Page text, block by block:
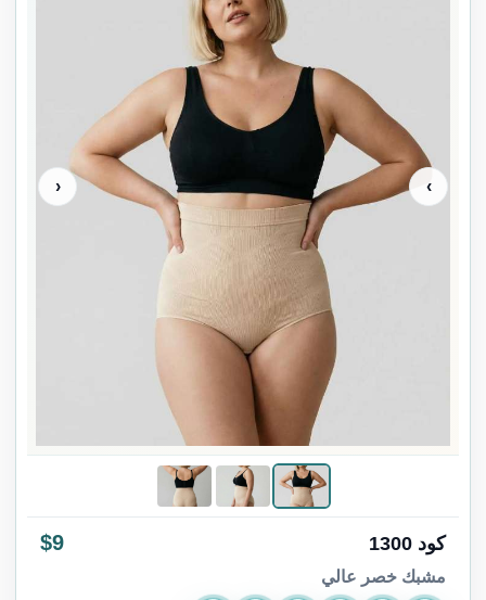
›
‹
كود 1300 $9
مشبك خصر عالي